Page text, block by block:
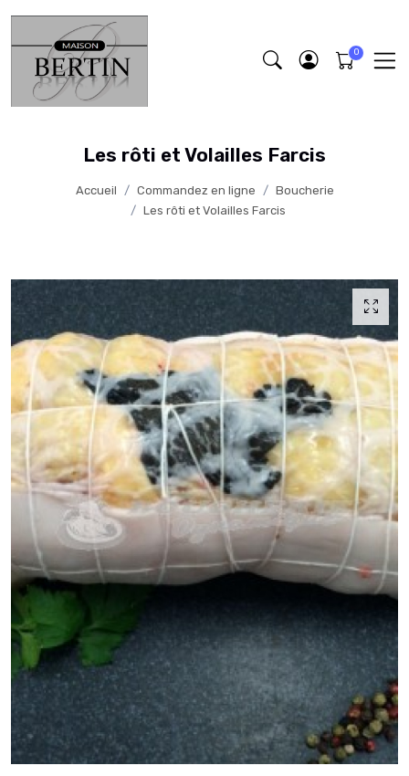
Les rôti et Volailles Farcis
Accueil Commandez en ligne
Boucherie
Les rôti et Volailles Farcis